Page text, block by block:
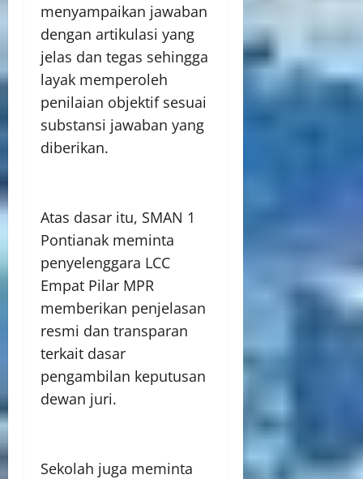
menyampaikan jawaban
dengan artikulasi yang
jelas dan tegas sehingga
layak memperoleh
penilaian objektif sesuai
substansi jawaban yang
diberikan.
Atas dasar itu, SMAN 1
Pontianak meminta
penyelenggara LCC
Empat Pilar MPR
memberikan penjelasan
resmi dan transparan
terkait dasar
pengambilan keputusan
dewan juri.
Sekolah juga meminta